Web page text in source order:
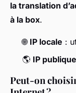
la translation
à la box.
🌐 IP locale :
🌎 IP publique
Peut-on